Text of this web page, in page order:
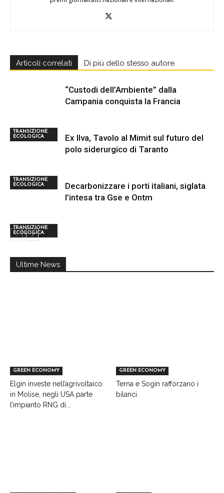
Articoli correlati Di più dello stesso autore
TRANSIZIONE
ECOLOGICA
“Custodi dell’Ambiente” dalla
Campania conquista la Francia
TRANSIZIONE
ECOLOGICA
Ex Ilva, Tavolo al Mimit sul futuro del
polo siderurgico di Taranto
TRANSIZIONE
ECOLOGICA
Decarbonizzare i porti italiani, siglata
l’intesa tra Gse e Ontm
Ultime News
GREEN ECONOMY
Elgin investe nell’agrivoltaico
in Molise, negli USA parte
l’impianto RNG di...
GREEN ECONOMY
Terna e Sogin rafforzano i
bilanci